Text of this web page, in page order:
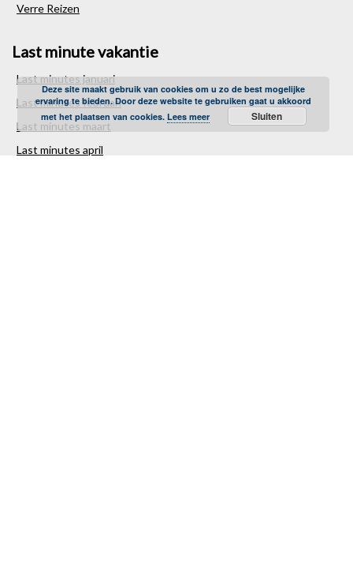
Verre Reizen
Last minute vakantie
Last minutes januari
Last minutes februari
Last minutes maart
Last minutes april
Deze site maakt gebruik van cookies om u zo de best mogelijke
ervaring te bieden. Door deze website te gebruiken gaat u akkoord
met het plaatsen van cookies. Lees meer Sluiten